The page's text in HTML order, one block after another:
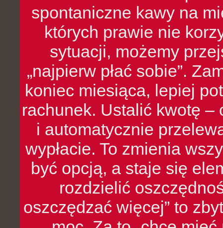
spontaniczne kawy na
których prawie nie
sytuacji, możemy
„najpierw płać sobie”.
koniec miesiąca, lepiej
rachunek. Ustalić kwotę
i automatycznie
wypłacie. To zmienia
być opcją, a staje się
rozdzielić
oszczędzać więcej” to